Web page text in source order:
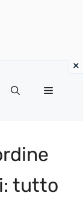
Menu
tutto